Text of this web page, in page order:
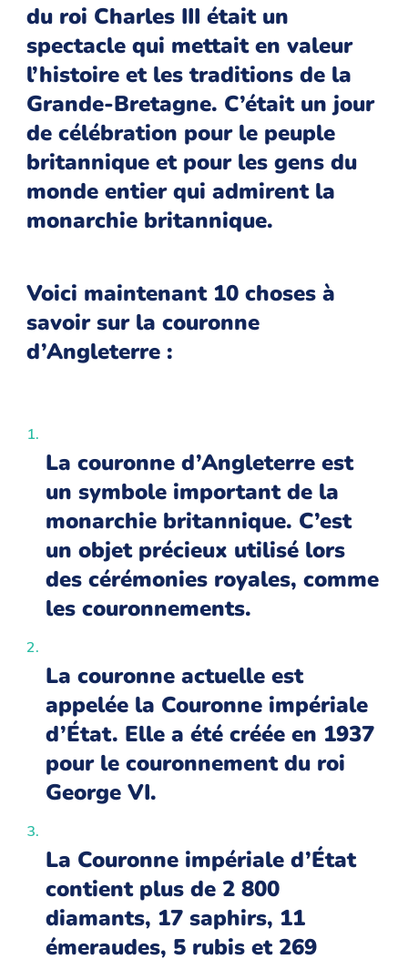
du roi Charles III était un
spectacle qui mettait en valeur
l’histoire et les traditions de la
Grande-Bretagne. C’était un jour
de célébration pour le peuple
britannique et pour les gens du
monde entier qui admirent la
monarchie britannique.
Voici maintenant 10 choses à
savoir sur la couronne
d’Angleterre :
La couronne d’Angleterre est
un symbole important de la
monarchie britannique. C’est
un objet précieux utilisé lors
des cérémonies royales, comme
les couronnements.
La couronne actuelle est
appelée la Couronne impériale
d’État. Elle a été créée en 1937
pour le couronnement du roi
George VI.
La Couronne impériale d’État
contient plus de 2 800
diamants, 17 saphirs, 11
émeraudes, 5 rubis et 269